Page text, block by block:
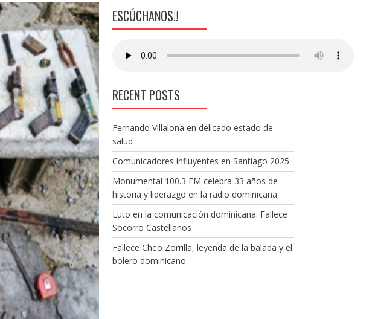
ESCÚCHANOS!!
RECENT POSTS
Fernando Villalona en delicado estado de
salud
Comunicadores influyentes en Santiago 2025
Monumental 100.3 FM celebra 33 años de
historia y liderazgo en la radio dominicana
Luto en la comunicación dominicana: Fallece
Socorro Castellanos
Fallece Cheo Zorrilla, leyenda de la balada y el
bolero dominicano